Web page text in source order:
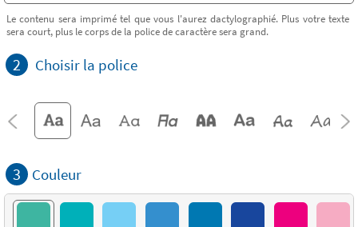
Le contenu sera imprimé tel que vous l'aurez dactylographié. Plus votre texte
sera court, plus le corps de la police de caractère sera grand.
2 Choisir la police
3 Couleur